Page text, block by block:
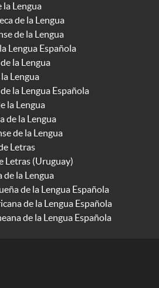
la Lengua
de la Lengua
de la Lengua
Lengua Española
la Lengua
Lengua
la Lengua Española
la Lengua
de la Lengua
de la Lengua
Letras
Letras (Uruguay)
la Lengua
de la Lengua Española
de la Lengua Española
de la Lengua Española